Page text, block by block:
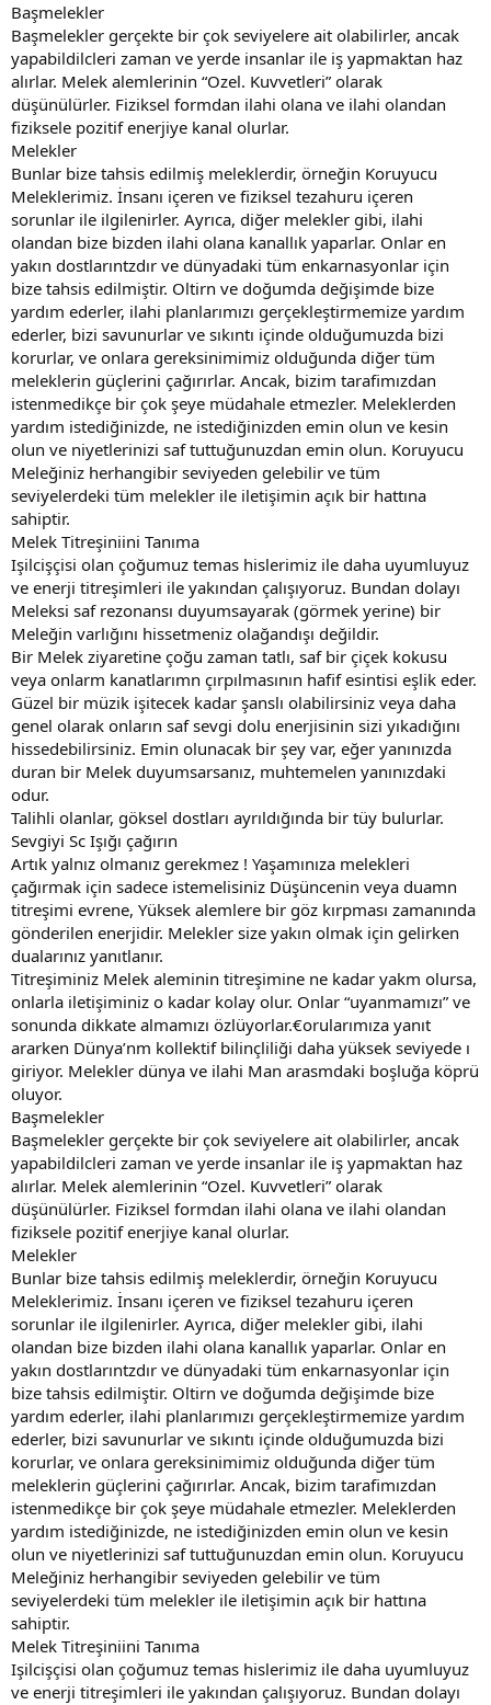
Başmelekler
Başmelekler gerçekte bir çok seviyelere ait olabilirler, ancak
yapabildilcleri zaman ve yerde insanlar ile iş yapmaktan haz
alırlar. Melek alemlerinin “Ozel. Kuvvetleri” olarak
düşünülürler. Fiziksel formdan ilahi olana ve ilahi olandan
fiziksele pozitif enerjiye kanal olurlar.
Melekler
Bunlar bize tahsis edilmiş meleklerdir, örneğin Koruyucu
Meleklerimiz. İnsanı içeren ve fiziksel tezahuru içeren
sorunlar ile ilgilenirler. Ayrıca, diğer melekler gibi, ilahi
olandan bize bizden ilahi olana kanallık yaparlar. Onlar en
yakın dostlarıntzdır ve dünyadaki tüm enkarnasyonlar için
bize tahsis edilmiştir. Oltirn ve doğumda değişimde bize
yardım ederler, ilahi planlarımızı gerçekleştirmemize yardım
ederler, bizi savunurlar ve sıkıntı içinde olduğumuzda bizi
korurlar, ve onlara gereksinimimiz olduğunda diğer tüm
meleklerin güçlerini çağırırlar. Ancak, bizim tarafimızdan
istenmedikçe bir çok şeye müdahale etmezler. Meleklerden
yardım istediğinizde, ne istediğinizden emin olun ve kesin
olun ve niyetlerinizi saf tuttuğunuzdan emin olun. Koruyucu
Meleğiniz herhangibir seviyeden gelebilir ve tüm
seviyelerdeki tüm melekler ile iletişimin açık bir hattına
sahiptir.
Melek Titreşiniini Tanıma
Işilcişçisi olan çoğumuz temas hislerimiz ile daha uyumluyuz
ve enerji titreşimleri ile yakından çalışıyoruz. Bundan dolayı
Meleksi saf rezonansı duyumsayarak (görmek yerine) bir
Meleğin varlığını hissetmeniz olağandışı değildir.
Bir Melek ziyaretine çoğu zaman tatlı, saf bir çiçek kokusu
veya onlarm kanatlarımn çırpılmasının hafif esintisi eşlik eder.
Güzel bir müzik işitecek kadar şanslı olabilirsiniz veya daha
genel olarak onların saf sevgi dolu enerjisinin sizi yıkadığını
hissedebilirsiniz. Emin olunacak bir şey var, eğer yanınızda
duran bir Melek duyumsarsanız, muhtemelen yanınızdaki
odur.
Talihli olanlar, göksel dostları ayrıldığında bir tüy bulurlar.
Sevgiyi Sc Işığı çağırın
Artık yalnız olmanız gerekmez ! Yaşamınıza melekleri
çağırmak için sadece istemelisiniz Düşüncenin veya duamn
titreşimi evrene, Yüksek alemlere bir göz kırpması zamanında
gönderilen enerjidir. Melekler size yakın olmak için gelirken
dualarınız yanıtlanır.
Titreşiminiz Melek aleminin titreşimine ne kadar yakm olursa,
onlarla iletişiminiz o kadar kolay olur. Onlar “uyanmamızı” ve
sonunda dikkate almamızı özlüyorlar.€orularımıza yanıt
ararken Dünya’nm kollektif bilinçliliği daha yüksek seviyede ı
giriyor. Melekler dünya ve ilahi Man arasmdaki boşluğa köprü
oluyor.
Başmelekler
Başmelekler gerçekte bir çok seviyelere ait olabilirler, ancak
yapabildilcleri zaman ve yerde insanlar ile iş yapmaktan haz
alırlar. Melek alemlerinin “Ozel. Kuvvetleri” olarak
düşünülürler. Fiziksel formdan ilahi olana ve ilahi olandan
fiziksele pozitif enerjiye kanal olurlar.
Melekler
Bunlar bize tahsis edilmiş meleklerdir, örneğin Koruyucu
Meleklerimiz. İnsanı içeren ve fiziksel tezahuru içeren
sorunlar ile ilgilenirler. Ayrıca, diğer melekler gibi, ilahi
olandan bize bizden ilahi olana kanallık yaparlar. Onlar en
yakın dostlarıntzdır ve dünyadaki tüm enkarnasyonlar için
bize tahsis edilmiştir. Oltirn ve doğumda değişimde bize
yardım ederler, ilahi planlarımızı gerçekleştirmemize yardım
ederler, bizi savunurlar ve sıkıntı içinde olduğumuzda bizi
korurlar, ve onlara gereksinimimiz olduğunda diğer tüm
meleklerin güçlerini çağırırlar. Ancak, bizim tarafimızdan
istenmedikçe bir çok şeye müdahale etmezler. Meleklerden
yardım istediğinizde, ne istediğinizden emin olun ve kesin
olun ve niyetlerinizi saf tuttuğunuzdan emin olun. Koruyucu
Meleğiniz herhangibir seviyeden gelebilir ve tüm
seviyelerdeki tüm melekler ile iletişimin açık bir hattına
sahiptir.
Melek Titreşiniini Tanıma
Işilcişçisi olan çoğumuz temas hislerimiz ile daha uyumluyuz
ve enerji titreşimleri ile yakından çalışıyoruz. Bundan dolayı